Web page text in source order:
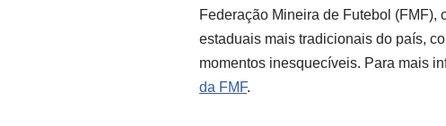
Federação Mineira de Futebol (FMF),
estaduais mais tradicionais do país,
momentos inesquecíveis. Para mais
da FMF.